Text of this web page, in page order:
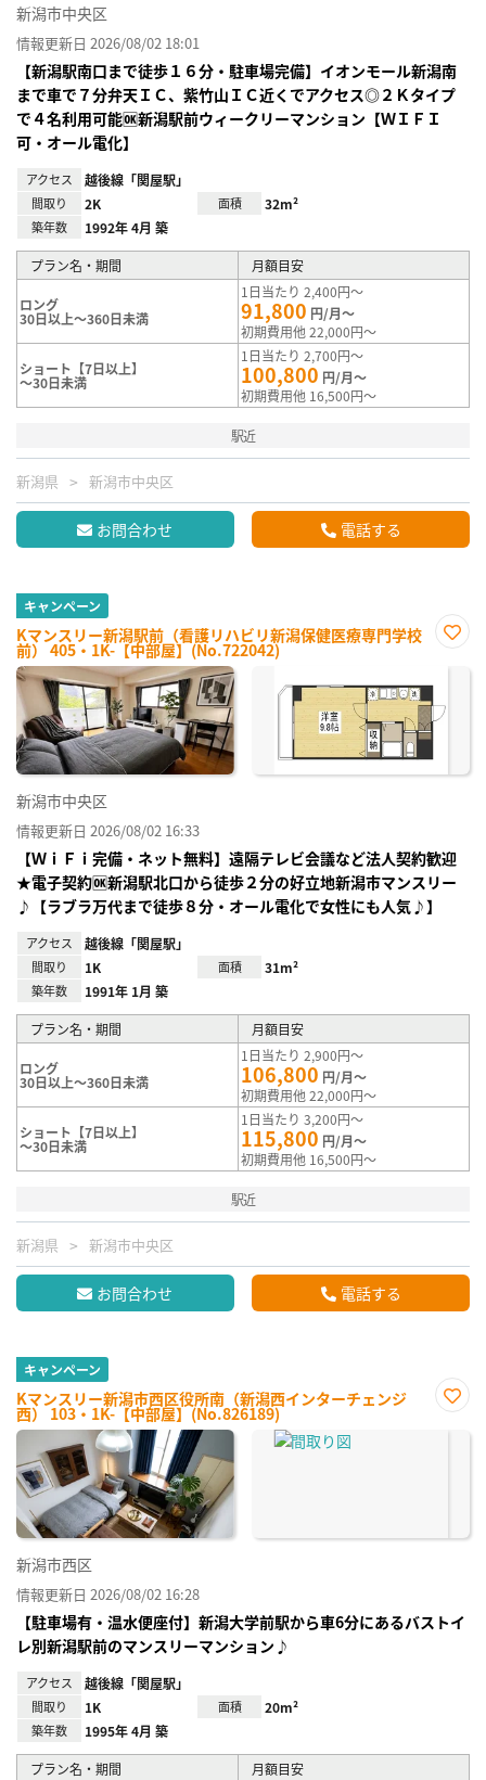
新潟市中央区
情報更新日 2026/08/02 18:01
【新潟駅南口まで徒歩１６分・駐車場完備】イオンモール新潟南
まで車で７分弁天ＩＣ、紫竹山ＩＣ近くでアクセス◎２Ｋタイプ
で４名利用可能🆗新潟駅前ウィークリーマンション【ＷＩＦＩ
可・オール電化】
アクセス 越後線「関屋駅」
間取り 2K 面積 32m²
築年数 1992年 4月 築
プラン名・期間 月額目安
ロング
30日以上～360日未満
1日当たり 2,400円～
91,800 円/月～
初期費用他 22,000円～
ショート【7日以上】
～30日未満
1日当たり 2,700円～
100,800 円/月～
初期費用他 16,500円～
駅近
新潟県 新潟市中央区
お問合わせ 電話する
キャンペーン
Kマンスリー新潟駅前（看護リハビリ新潟保健医療専門学校
前） 405・1K-【中部屋】(No.722042)
に入
録
新潟市中央区
情報更新日 2026/08/02 16:33
【ＷｉＦｉ完備・ネット無料】遠隔テレビ会議など法人契約歓迎
★電子契約🆗新潟駅北口から徒歩２分の好立地新潟市マンスリー
♪【ラブラ万代まで徒歩８分・オール電化で女性にも人気♪】
アクセス 越後線「関屋駅」
間取り 1K 面積 31m²
築年数 1991年 1月 築
プラン名・期間 月額目安
ロング
30日以上～360日未満
1日当たり 2,900円～
106,800 円/月～
初期費用他 22,000円～
ショート【7日以上】
～30日未満
1日当たり 3,200円～
115,800 円/月～
初期費用他 16,500円～
駅近
新潟県 新潟市中央区
お問合わせ 電話する
キャンペーン
Kマンスリー新潟市西区役所南（新潟西インターチェンジ
西） 103・1K-【中部屋】(No.826189)
に入
新潟市西区
情報更新日 2026/08/02 16:28
【駐車場有・温水便座付】新潟大学前駅から車6分にあるバストイ
レ別新潟駅前のマンスリーマンション♪
アクセス 越後線「関屋駅」
間取り 1K 面積 20m²
築年数 1995年 4月 築
プラン名・期間 月額目安